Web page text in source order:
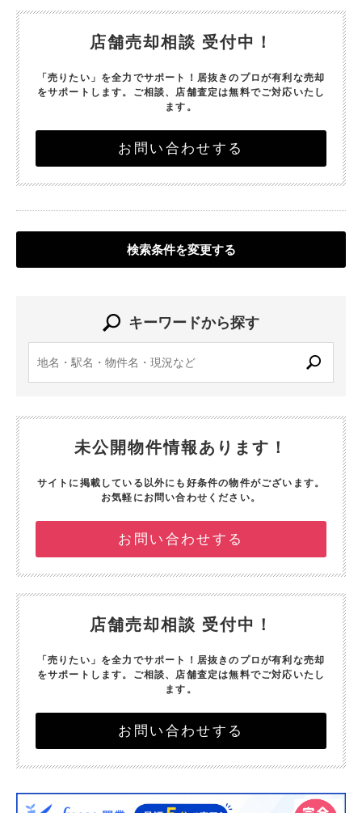
店舗売却相談 受付中！
「売りたい」を全力でサポート！ 居抜きのプロが有利な売却
をサポートします。 ご相談、店舗査定は無料でご対応いたし
ます。
お問い合わせする
検索条件を変更する
キーワードから探す
未公開物件情報あります！
サイトに掲載している以外にも好条件の物件がございます。
お気軽にお問い合わせください。
お問い合わせする
店舗売却相談 受付中！
「売りたい」を全力でサポート！ 居抜きのプロが有利な売却
をサポートします。 ご相談、店舗査定は無料でご対応いたし
ます。
お問い合わせする